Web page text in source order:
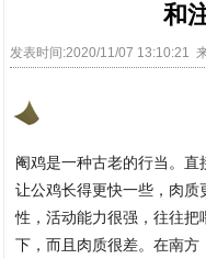
和
发表时间:2020/11/07 13:10:21
阉鸡是一种古老的行当。
让公鸡长得更快一些，肉
性，活动能力很强，往往把
下，而且肉质很差。在南